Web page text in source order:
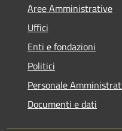
Aree Amministrative
Uffici
Enti e fondazioni
Politici
Personale
Documenti e dati